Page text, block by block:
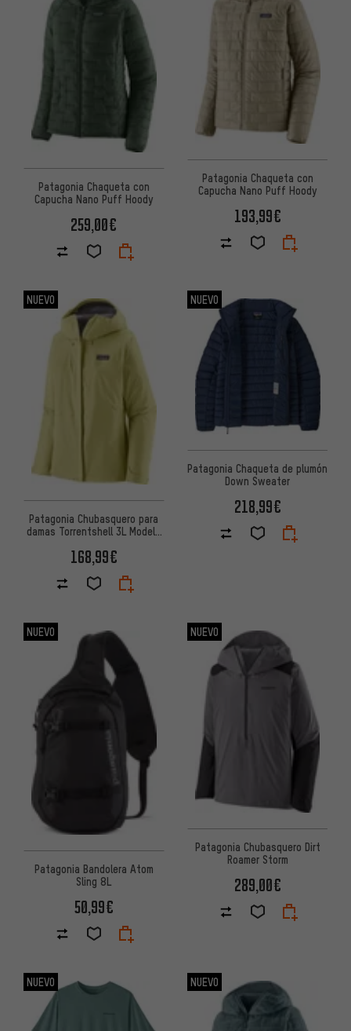
Patagonia Chaqueta con
Capucha Nano Puff Hoody
259,00€
Patagonia Chaqueta con
Capucha Nano Puff Hoody
193,99€
NUEVO
Patagonia Chubasquero para
damas Torrentshell 3L Modelo
168,99€
NUEVO
Patagonia Chaqueta de plumón
Down Sweater
218,99€
NUEVO
Patagonia Bandolera Atom
Sling 8L
50,99€
NUEVO
Patagonia Chubasquero Dirt
Roamer Storm
289,00€
NUEVO NUEVO